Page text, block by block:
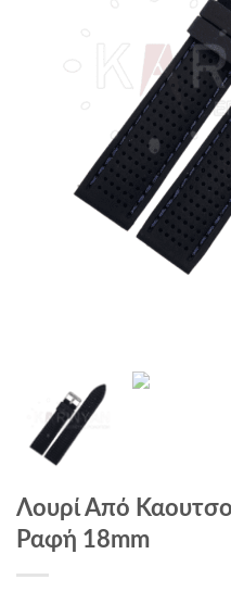
Λουρί Από
Ραφή 18mm